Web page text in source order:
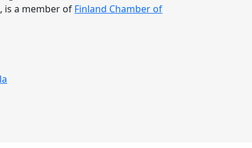
is a member of Finland Chamber of